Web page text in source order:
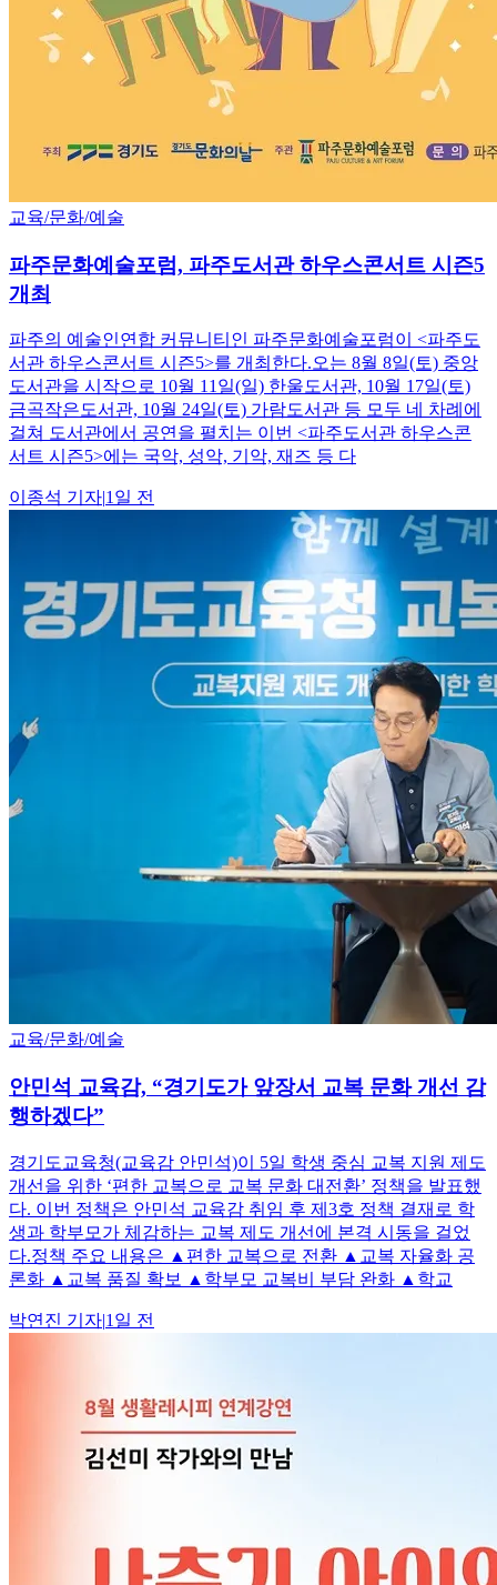
교육/문화/예술
파주문화예술포럼, 파주도서관 하우스콘서트 시즌5
개최
파주의 예술인연합 커뮤니티인 파주문화예술포럼이 <파주도
서관 하우스콘서트 시즌5>를 개최한다.오는 8월 8일(토) 중앙
도서관을 시작으로 10월 11일(일) 한울도서관, 10월 17일(토)
금곡작은도서관, 10월 24일(토) 가람도서관 등 모두 네 차례에
걸쳐 도서관에서 공연을 펼치는 이번 <파주도서관 하우스콘
서트 시즌5>에는 국악, 성악, 기악, 재즈 등 다
이종석 기자|1일 전
교육/문화/예술
안민석 교육감, “경기도가 앞장서 교복 문화 개선 감
행하겠다”
경기도교육청(교육감 안민석)이 5일 학생 중심 교복 지원 제도
개선을 위한 ‘편한 교복으로 교복 문화 대전환’ 정책을 발표했
다. 이번 정책은 안민석 교육감 취임 후 제3호 정책 결재로 학
생과 학부모가 체감하는 교복 제도 개선에 본격 시동을 걸었
다.정책 주요 내용은 ▲편한 교복으로 전환 ▲교복 자율화 공
론화 ▲교복 품질 확보 ▲학부모 교복비 부담 완화 ▲학교
박연진 기자|1일 전